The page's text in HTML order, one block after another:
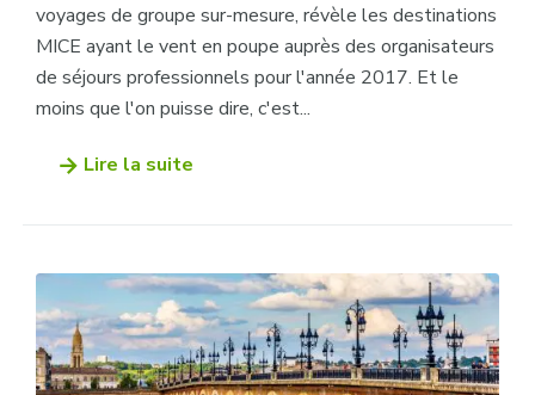
voyages de groupe sur-mesure, révèle les destinations
MICE ayant le vent en poupe auprès des organisateurs
de séjours professionnels pour l'année 2017. Et le
moins que l'on puisse dire, c'est...
Lire la suite